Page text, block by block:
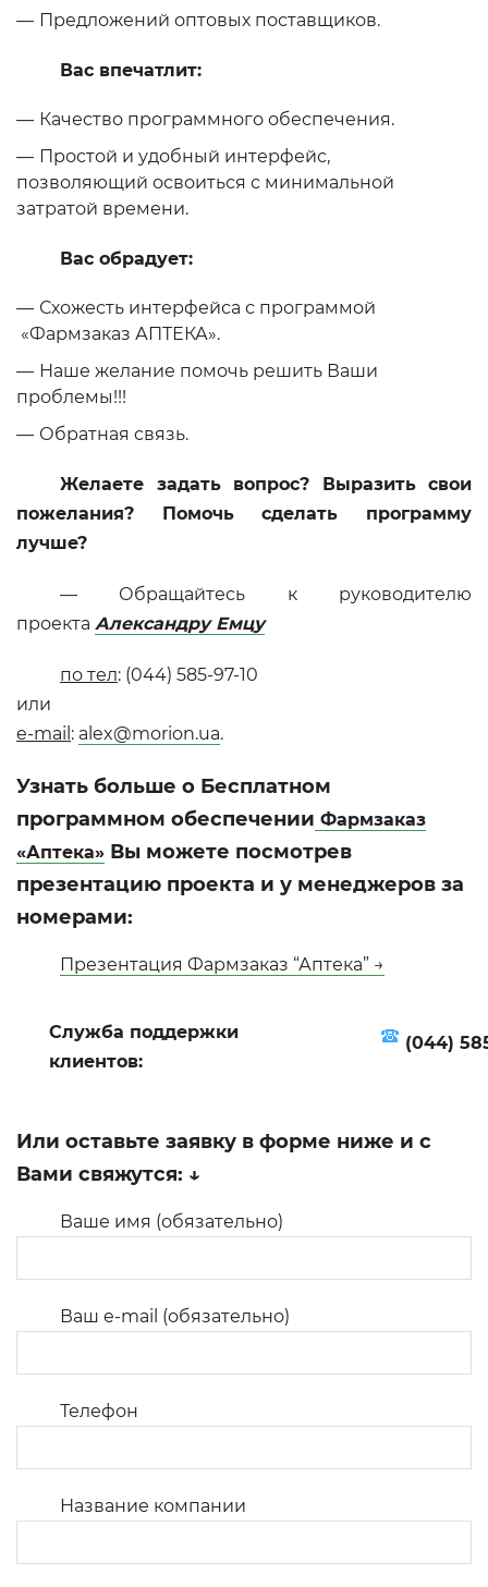
Предложений оптовых поставщиков.
Вас впечатлит:
Качество программного обеспечения.
Простой и удобный интерфейс,
позволяющий освоиться с минимальной
затратой времени.
Вас обрадует:
Схожесть интерфейса с программой
«Фармзаказ АПТЕКА».
Наше желание помочь решить Ваши
проблемы!!!
Обратная связь.
Желаете задать вопрос? Выразить свои
пожелания? Помочь сделать программу
лучше?
— Обращайтесь к руководителю
проекта Александру Емцу
по тел: (044) 585-97-10
или
e-mail : alex@morion.ua.
Узнать больше о Бесплатном
программном обеспечении Фармзаказ
«Аптека» Вы можете посмотрев
презентацию проекта и у менеджеров за
номерами:
Презентация Фармзаказ “Аптека” →
Служба поддержки
клиентов:
(044)
Или оставьте заявку в форме ниже и с
Вами свяжутся: ↓
Ваше имя (обязательно)
Ваш e-mail (обязательно)
Телефон
Название компании